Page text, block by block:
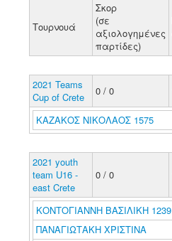
Τουρνουά
Σκορ
(σε
αξιολογημένες
παρτίδες)
2021 Teams
Cup of Crete
0 / 0
ΚΑΖΑΚΟΣ ΝΙΚΟΛΑΟΣ 1575
2021 youth
team U16 -
east Crete
0 / 0
ΚΟΝΤΟΓΙΑΝΝΗ ΒΑΣΙΛΙΚΗ 1239
ΠΑΝΑΓΙΩΤΑΚΗ ΧΡΙΣΤΙΝΑ